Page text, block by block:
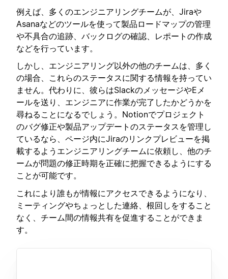
例えば、多くのエンジニアリングチームが、Jiraや
Asanaなどのツールを使って製品ロードマップの管理
や不具合の追跡、バックログの確認、レポートの作成
などを行っています。
しかし、エンジニアリング以外の他のチームは、多く
の場合、これらのステータスに関する情報を持ってい
ません。代わりに、彼らはSlackのメッセージやEメ
ールを送り、エンジニアに作業が完了したかどうかを
尋ねることになるでしょう。Notionでプロジェクト
のバグ修正や製品アップデートのステータスを管理し
ているなら、ページ内にJiraのリンクプレビューを掲
載するようエンジニアリングチームに依頼し、他のチ
ームが問題の修正時期を正確に把握できるようにする
ことが可能です。
これにより誰もが情報にアクセスできるようになり、
ミーティングやちょっとした連絡、根回しをすること
なく、チーム間の情報共有を促進することができま
す。